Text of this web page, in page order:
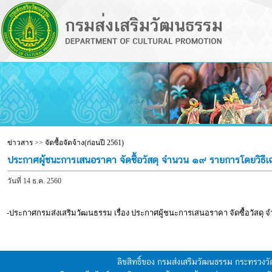
ข่าวสาร>> จัดซื้อจัดจ้าง(ก่อนปี 2561)
ประกาศผู้ชนะการเสนอราคา จัดซื้อวัสดุ จำนวน ๑๙ รายการโดยวิธีเ
วันที่ 14 ธ.ค. 2560
-ประกาศกรมส่งเสริมวัฒนธรรม เรื่อง ประกาศผู้ชนะการเสนอราคา จัดซื้อวัสดุ
ลิขสิทธิ์ของ กรมส่งเสริมวัฒนธรรม กระทรว